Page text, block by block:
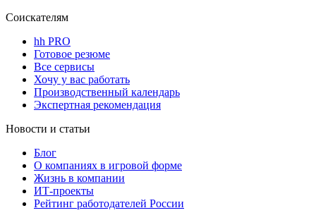
Соискателям
hh PRO
Готовое резюме
Все сервисы
Хочу у вас работать
Производственный календарь
Экспертная рекомендация
Новости и статьи
Блог
О компаниях в игровой форме
Жизнь в компании
ИТ-проекты
Рейтинг работодателей России